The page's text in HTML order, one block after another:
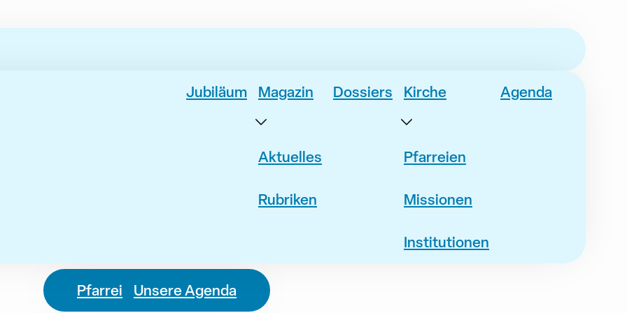
Jubiläum Magazin
Aktuelles
Rubriken
Dossiers Kirche
Pfarreien
Missionen
Institutionen
Agenda
Pfarrei Unsere Agenda